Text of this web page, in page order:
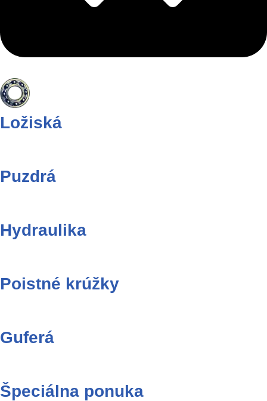
Ložiská
Puzdrá
Hydraulika
Poistné krúžky
Guferá
Špeciálna ponuka